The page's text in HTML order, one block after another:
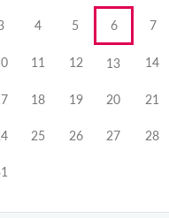
4 5 6 7
11 12 13 14
18 19 20 21
25 26 27 28